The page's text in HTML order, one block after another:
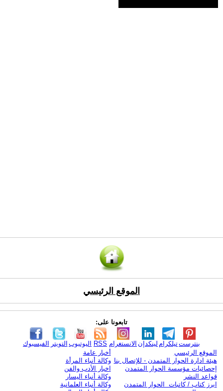
الموقع الرئيسي
تابعونا على:
الفيسبوك التويتر اليوتيوب RSS الانستغرام لينكدإن تيلكرامبنترست
الموقع الرئيسي
هيئة ادارة الحوار المتمدن - للإتصال بنا
إحصائيات مؤسسة الحوار المتمدن
قواعد النشر
ابرز كتاب / كاتبات الحوار المتمدن
أخبار عامة
وكالة أنباء المرأة
اخبار الأدب والفن
وكالة أنباء اليسار
وكالة أنباء العلمانية